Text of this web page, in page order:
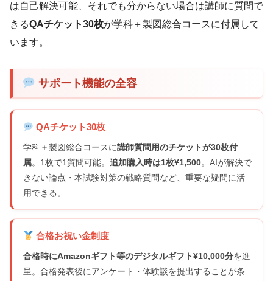
は自己解決可能、それでも分からない場合は講師に質問で
きるQAチケット30枚が学科＋製図総合コースに付属して
います。
サポート機能の全容
QAチケット30枚
学科＋製図総合コースに講師質問用のチケットが30枚付
属。1枚で1質問可能。 追加購入時は1枚¥1,500。AIが解決で
きない論点・本試験対策の戦略質問など、重要な疑問に活
用できる。
合格お祝い金制度
合格時にAmazonギフト等のデジタルギフト¥10,000分を進
呈。合格発表後にアンケート・体験談を提出することが条